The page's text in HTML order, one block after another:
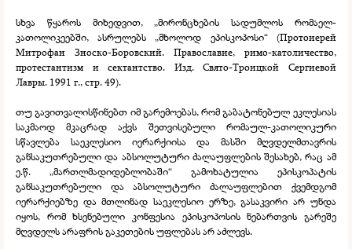
სხვა წყაროს მიხედვით, „მირონცხების სადუმლოს რომაელ-
კათოლიკეებში, ასრულებს „მხოლოდ ეპისკოპოსი“ (Протоиерей
Митрофан Зноско-Боровский. Православие, римо-католичество,
протестантизм и сектантство. Изд. Свято-Троицкой Сергиевой
Лавры. 1991 г., стр. 49).
თუ გავითვალისწინებთ იმ გარემოებას, რომ გაბატონებულ ეკლესიას
საკმაოდ მკაცრად აქვს შეთვისებული რომაულ-კათოლიკური
სწავლება საეკლესიო იერარქიისა და მასში მღვდელმთავრის
განსაკუთრებული და აბსოლუტური ძალაუფლების შესახებ, რაც ამ
ე.წ. „მართლმადიდებლობაში“ გამოხატულია ეპისკოპატის
განსაკუთრებული და აბსოლუტური ძალაუფლებით ქვემდგომ
იერარქიებზე და მთლინად საეკლესიო ერზე, გასაკვირი არ უნდა
იყოს, რომ ხსენებული კონფესია ეპისკოპოსის ნებართვის გარეშე
მღვდელს არაფრის გაკეთების უფლებას არ აძლევს.